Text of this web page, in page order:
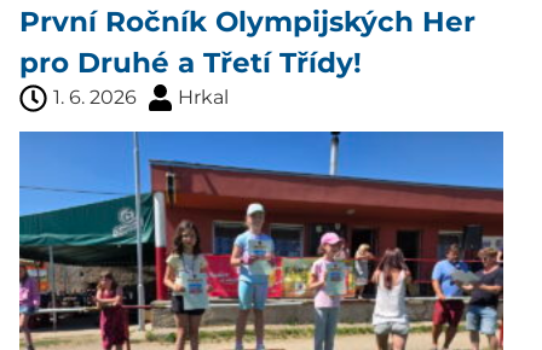
První Ročník Olympijských Her
pro Druhé a Třetí Třídy!
1. 6. 2026 Hrkal